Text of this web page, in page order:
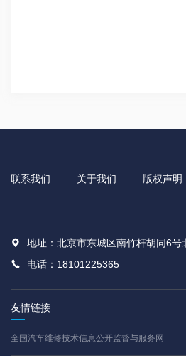
联系我们 关于我们 版权声明
地址：北京市东城区南竹杆胡同6
电话：18101225365
友情链接
全国汽车维修技术信息公开监督与服务网